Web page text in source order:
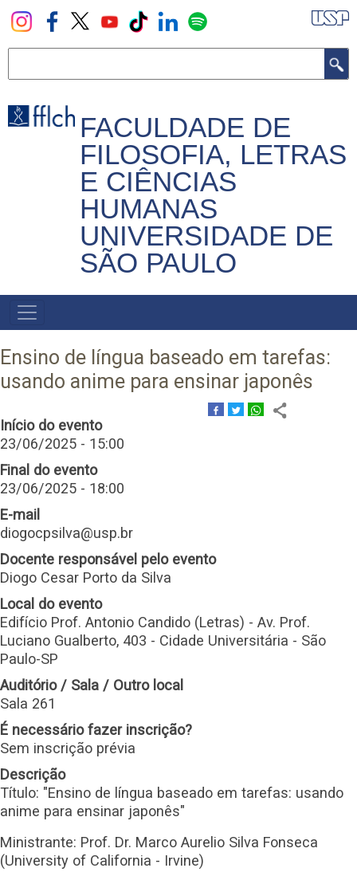
Pular
para
principal
FACULDADE DE
FILOSOFIA, LETRAS
E CIÊNCIAS
HUMANAS
UNIVERSIDADE DE
SÃO PAULO
NAVEGADOR
PRINCIPAL
Ensino de língua baseado em tarefas:
usando anime para ensinar japonês
Início do evento
23/06/2025 - 15:00
Final do evento
23/06/2025 - 18:00
E-mail
diogocpsilva@usp.br
Docente responsável pelo evento
Diogo Cesar Porto da Silva
Local do evento
Edifício Prof. Antonio Candido (Letras) - Av. Prof.
Luciano Gualberto, 403 - Cidade Universitária - São
Paulo-SP
Auditório / Sala / Outro local
Sala 261
É necessário fazer inscrição?
Sem inscrição prévia
Descrição
Título: "Ensino de língua baseado em tarefas: usando
anime para ensinar japonês"
Ministrante: Prof. Dr. Marco Aurelio Silva Fonseca
(University of California - Irvine)